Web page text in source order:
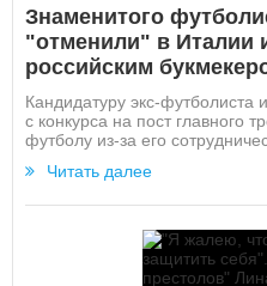
Знаменитого
"отменили" в Италии
российским
Кандидатуру экс-
с конкурса на пост главного
футболу из-за его
Читать далее